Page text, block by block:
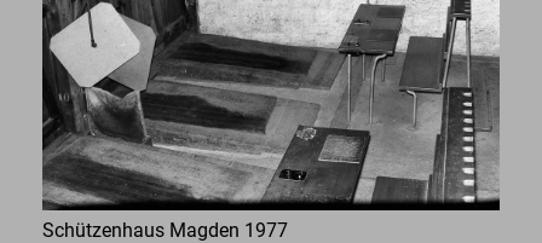
Schützenhaus Magden 1977